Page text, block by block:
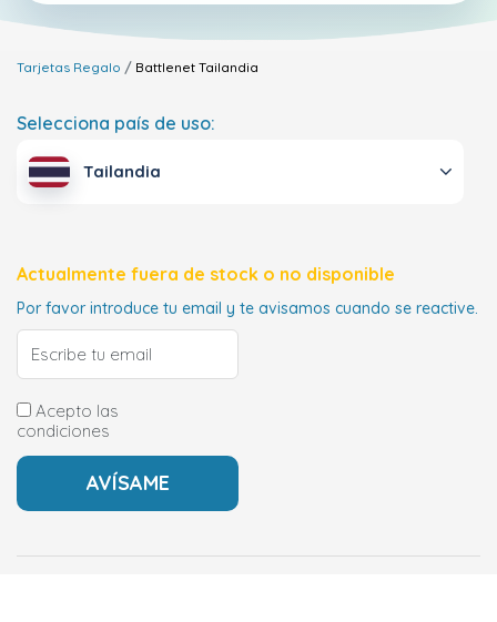
Tarjetas Regalo Battlenet Tailandia
Selecciona país de uso:
Tailandia
Actualmente fuera de stock o no disponible
Por favor introduce tu email y te avisamos cuando se reactive.
Acepto las
condiciones